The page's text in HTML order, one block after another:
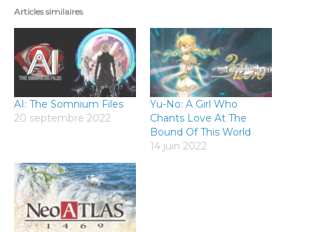
Articles similaires
AI: The Somnium Files
20 septembre 2022
Yu-No: A Girl Who
Chants Love At The
Bound Of This World
14 juin 2022